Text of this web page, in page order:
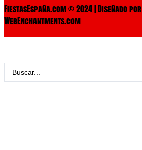
FiestasEspaña.com © 2024 | Diseñado por
WebEnchantments.com